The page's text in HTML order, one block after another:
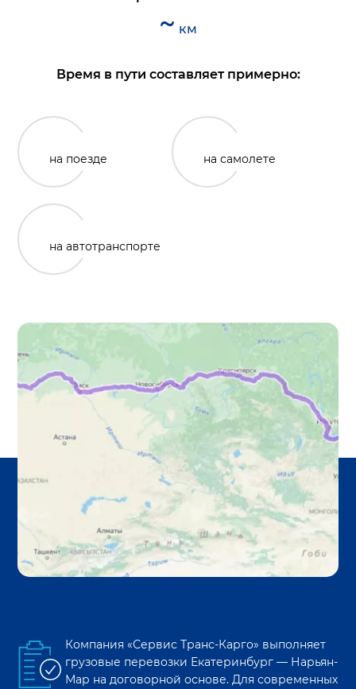
~ км
Время в пути составляет примерно:
на поезде на самолете
на автотранспорте
Компания «Сервис Транс-Карго» выполняет
грузовые перевозки Екатеринбург — Нарьян-
Мар на договорной основе. Для современных